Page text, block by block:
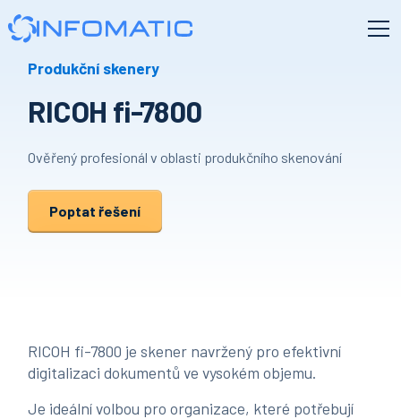
Produkční skenery
RICOH fi-7800
Ověřený profesionál v oblasti produkčního skenování
Poptat řešení
RICOH fi-7800 je skener navržený pro efektivní
digitalizaci dokumentů ve vysokém objemu.
Je ideální volbou pro organizace, které potřebují